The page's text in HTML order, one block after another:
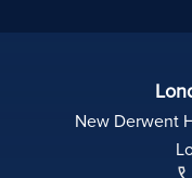
New Derwent